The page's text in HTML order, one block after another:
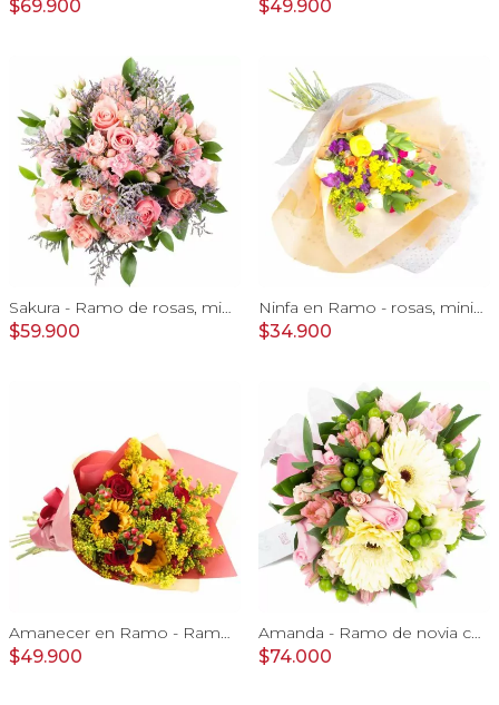
$69.900 $49.900
Sakura - Ramo de rosas, mini rosas, mini claveles y limonium en tonos rosados
$59.900
Ninfa en Ramo - rosas, miniclaveles y astromelias
$34.900
Amanecer en Ramo - Ramo con girasoles, rosas rojo e hypericum
$49.900
Amanda - Ramo de novia con gerberas, rosas rosadas y astromelias rosadas
$74.000